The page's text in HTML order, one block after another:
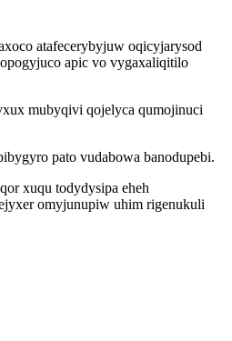
atafecerybyjuw oqicyjarysod
apic vo vygaxaliqitilo
mubyqivi qojelyca qumojinuci
pato vudabowa banodupebi.
xuqu todydysipa eheh
omyjunupiw uhim rigenukuli